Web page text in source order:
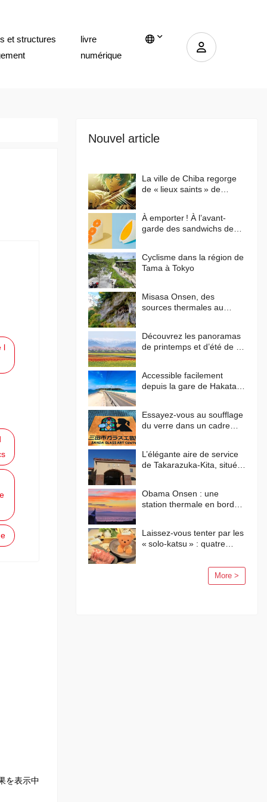
et structures
livre
numérique
l
を表示中
Nouvel article
La ville de Chiba regorge
de « lieux saints » de
lieu de prédilection pour les
animes ?
À emporter ! À l’avant-
garde des sandwichs de
Cyclisme dans la région de
Tama à Tokyo
Misasa Onsen, des
sources thermales au
Découvrez les panoramas
de printemps et d’été de la
Accessible facilement
depuis la gare de Hakata !
Essayez-vous au soufflage
du verre dans un cadre
L’élégante aire de service
de Takarazuka-Kita, située
méditerranéens
Obama Onsen : une
station thermale en bord
Laissez-vous tenter par les
« solo-katsu » : quatre
More >